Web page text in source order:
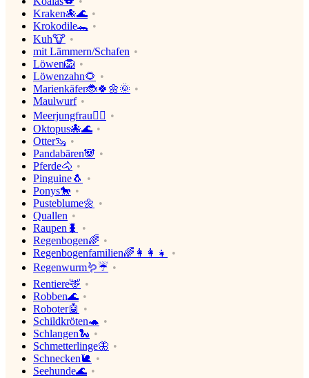
Kraken🐙🌊
Krokodile🐊
Kuh🐮
mit Lämmern/Schafen
Löwen🦁
Löwenzahn🌻
Marienkäfer🐞🍀🌼🌞
Maulwurf
Meerjungfrau🧜‍♀️
Oktopus🐙🌊
Otter🦦
Pandabären🐼
Pferde🐴
Pinguine🐧
Ponys🐎
Pusteblume🌼
Quallen
Raupen🐛
Regenbogen🌈
Regenbogenfamilien🌈👩‍👩‍👧
Regenwurm🪱☔
Rentiere🦌
Robben🌊
Roboter🤖
Schildkröten🐢
Schlangen🐍
Schmetterlinge🦋
Schnecken🐌
Seehunde🌊